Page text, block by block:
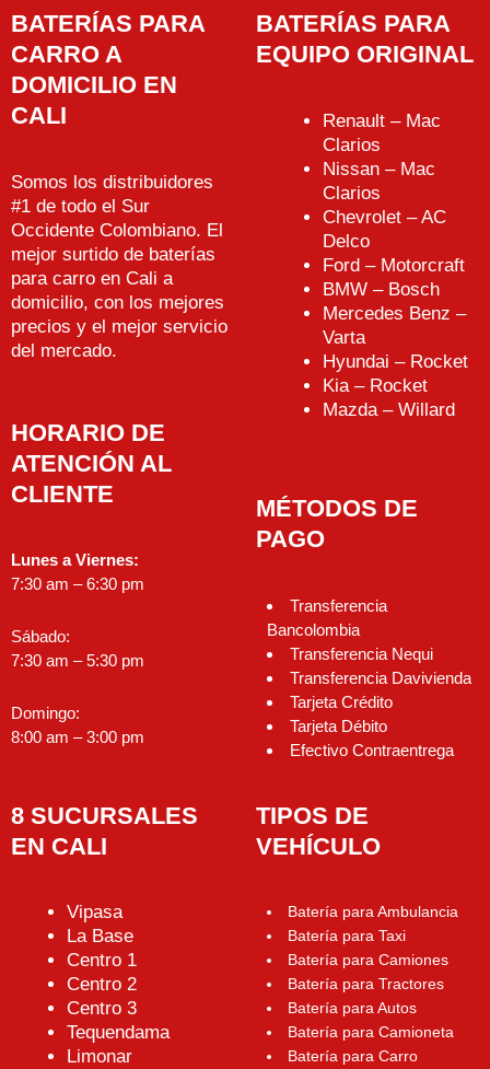
BATERÍAS PARA
CARRO A
DOMICILIO EN
CALI
Somos los distribuidores
#1 de todo el Sur
Occidente Colombiano. El
mejor surtido de baterías
para carro en Cali a
domicilio, con los mejores
precios y el mejor servicio
del mercado.
HORARIO DE
ATENCIÓN AL
CLIENTE
Lunes a Viernes:
7:30 am – 6:30 pm
Sábado:
7:30 am – 5:30 pm
Domingo:
8:00 am – 3:00 pm
BATERÍAS PARA
EQUIPO ORIGINAL
Renault – Mac
Clarios
Nissan – Mac
Clarios
Chevrolet – AC
Delco
Ford – Motorcraft
BMW – Bosch
Mercedes Benz –
Varta
Hyundai – Rocket
Kia – Rocket
Mazda – Willard
MÉTODOS DE
PAGO
Transferencia
Bancolombia
Transferencia Nequi
Transferencia Davivienda
Tarjeta Crédito
Tarjeta Débito
Efectivo Contraentrega
8 SUCURSALES
EN CALI
Vipasa
La Base
Centro 1
Centro 2
Centro 3
Tequendama
Limonar
TIPOS DE
VEHÍCULO
Batería para Ambulancia
Batería para Taxi
Batería para Camiones
Batería para Tractores
Batería para Autos
Batería para Camioneta
Batería para Carro